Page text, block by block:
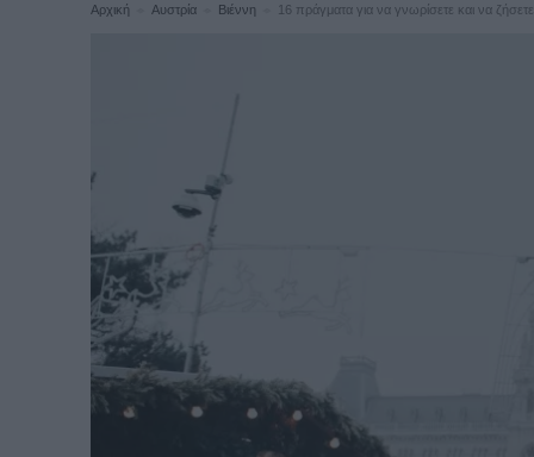
Αρχική Αυστρία Βιέννη 16 πράγματα για να γνωρίσετε και να